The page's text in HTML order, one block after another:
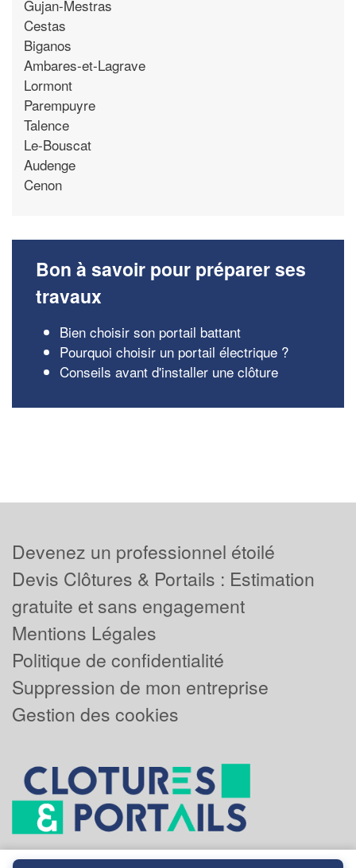
Gujan-Mestras
Cestas
Biganos
Ambares-et-Lagrave
Lormont
Parempuyre
Talence
Le-Bouscat
Audenge
Cenon
Bon à savoir pour préparer ses
travaux
Bien choisir son portail battant
Pourquoi choisir un portail électrique ?
Conseils avant d'installer une clôture
Devenez un professionnel étoilé
Devis Clôtures & Portails : Estimation
gratuite et sans engagement
Mentions Légales
Politique de confidentialité
Suppression de mon entreprise
Gestion des cookies